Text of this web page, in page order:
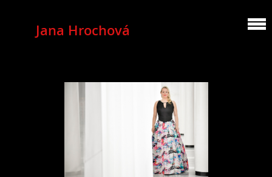
Jana Hrochová
MEZZOSOPRANO